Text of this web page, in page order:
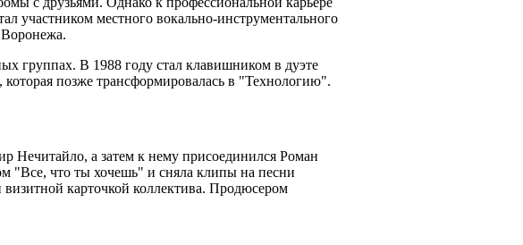
участником местного вокально-инструментального
группах. В 1988 году стал клавишником в дуэте
позже трансформировалась в "Технологию".
Нечитайло, а затем к нему присоединился Роман
"Все, что ты хочешь" и сняла клипы на песни
карточкой коллектива. Продюсером